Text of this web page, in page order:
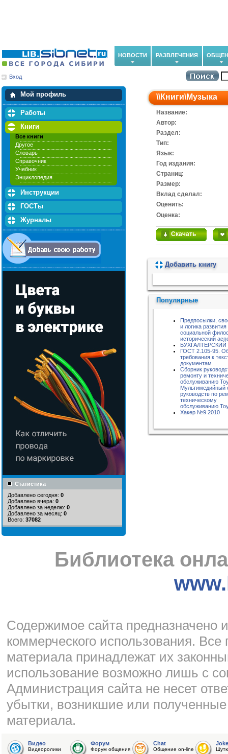
НОВОСТИ РАЗВЛЕЧЕНИЯ
Вход
Мой профиль
Мои закладки
Работы
Книги
Все книги
Другое
Словарь
Справочник
Учебник
Энциклопедия
Инструкции
ГОСТы
Журналы
Статистика
Добавлено сегодня: 0
Добавлено вчера: 0
Добавлено за неделю: 0
Добавлено за месяц: 0
Всего: 37082
\\Книги\Музыка
Название:
Автор:
Раздел:
Тип:
Язык:
Год издания:
Cтраниц:
Размер:
Вклад сделал:
Оценить:
Оценка:
Скачать
Добавить книгу
Популярные
Предпосылки,
и логика развития
социальной
исторический
БУХГАЛТЕРСКИЙ
ГОСТ 2.105-95.
требования к
документам
Сборник
ремонту и
обслуживанию
Мультимедийный
руководств по
техническому
обслуживанию
Хакер №9 2010
Библиотека
Cодержимое сайта предназначено
коммерческого использования.
материала принадлежат их
использование возможно лишь с
Администрация сайта не несет
убытки, возникшие или
материала.
Видео
Видеоролики
Форум
Форум общения
Chat
Общение on-line
Joke